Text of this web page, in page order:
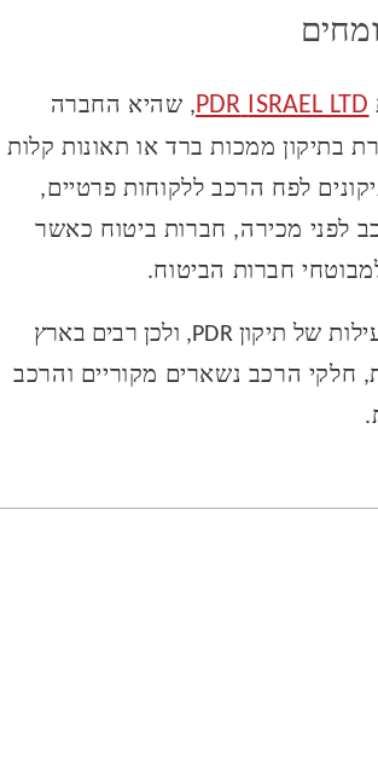
PDR ISRAEL LTD
, שהיא החברה
בתיקון ממכות ברד או תאונות קלות
לפח הרכב ללקוחות פרטיים,
לפני מכירה, חברות ביטוח כאשר
חברות הביטוח.
של תיקוןPDR, ולכן רבים בארץ
חלקי הרכב נשארים מקוריים והרכב